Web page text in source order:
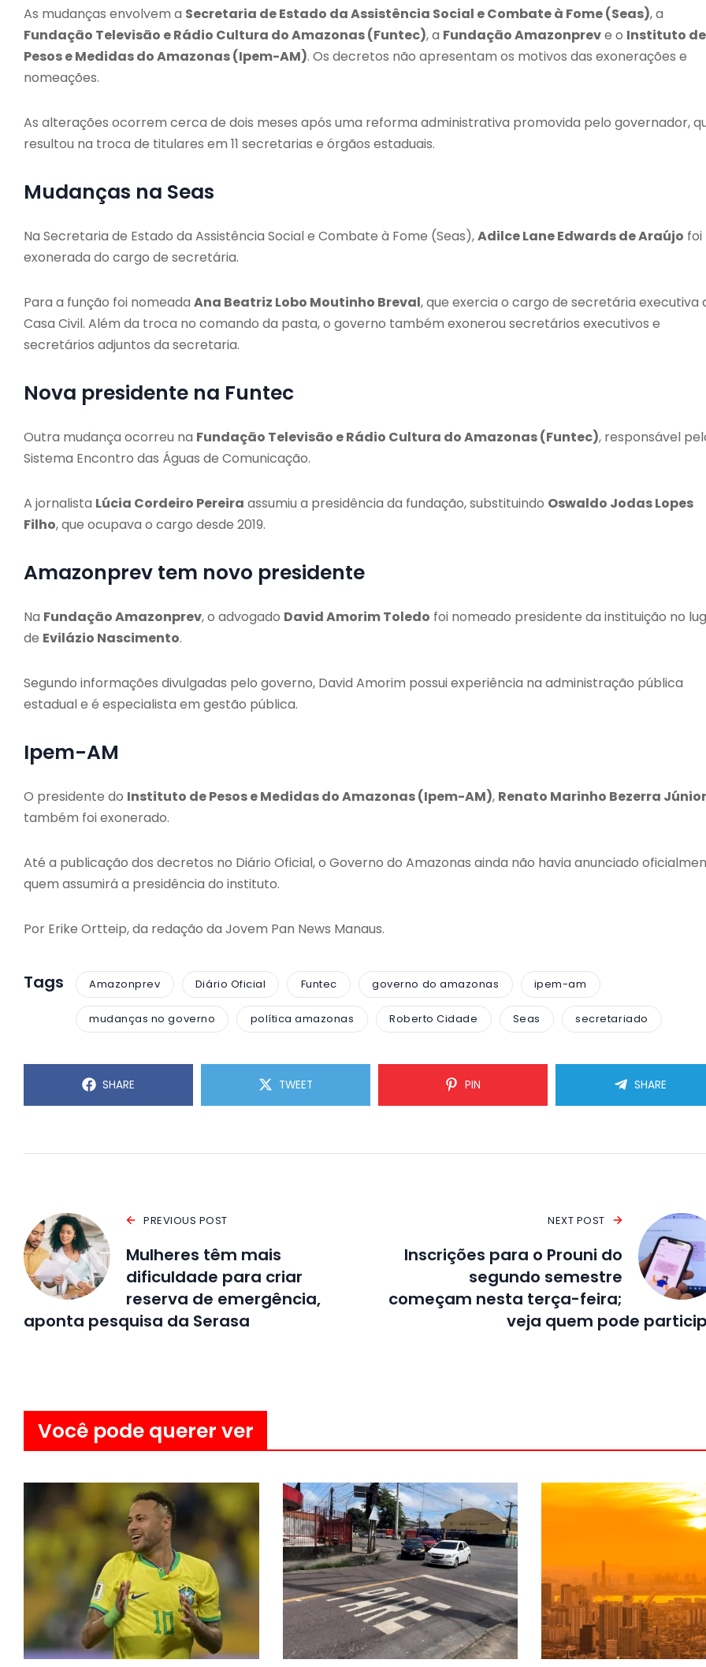
As mudanças envolvem a Secretaria de Estado da Assistência Social e Combate à Fome (Seas), a
Fundação Televisão e Rádio Cultura do Amazonas (Funtec), a Fundação Amazonpreve o Instituto de
Pesos e Medidas do Amazonas (Ipem-AM). Os decretos não apresentam os motivos das exonerações e
nomeações.
As alterações ocorrem cerca de dois meses após uma reforma administrativa promovida pelo governador,
resultou na troca de titulares em 11 secretarias e órgãos estaduais.
Mudanças na Seas
Na Secretaria de Estado da Assistência Social e Combate à Fome (Seas),Adilce Lane Edwards de Araújo foi
exonerada do cargo de secretária.
Para a função foi nomeada Ana Beatriz Lobo Moutinho Breval, que exercia o cargo de secretária executiva
Casa Civil. Além da troca no comando da pasta, o governo também exonerou secretários executivos e
secretários adjuntos da secretaria.
Nova presidente na Funtec
Outra mudança ocorreu na Fundação Televisão e Rádio Cultura do Amazonas (Funtec), responsável
Sistema Encontro das Águas de Comunicação.
A jornalista Lúcia Cordeiro Pereira assumiu a presidência da fundação, substituindo Oswaldo Jodas Lopes
Filho, que ocupava o cargo desde 2019.
Amazonprev tem novo presidente
Na Fundação Amazonprev, o advogado David Amorim Toledo foi nomeado presidente da instituição no
de Evilázio Nascimento.
Segundo informações divulgadas pelo governo, David Amorim possui experiência na administração pública
estadual e é especialista em gestão pública.
Ipem-AM
O presidente do Instituto de Pesos e Medidas do Amazonas (Ipem-AM), Renato Marinho Bezerra Júnior
também foi exonerado.
Até a publicação dos decretos no Diário Oficial, o Governo do Amazonas ainda não havia anunciado
quem assumirá a presidência do instituto.
Por Erike Ortteip, da redação da Jovem Pan News Manaus.
Tags Amazonprev Diário Oficial Funtec governo do amazonas ipem-am
mudanças no governo política amazonas Roberto Cidade Seas secretariado
SHARE TWEET PIN SHARE
PREVIOUS POST
Mulheres têm mais
dificuldade para criar
reserva de emergência,
aponta pesquisa da Serasa
NEXT POST
Inscrições para o Prouni do
segundo semestre
começam nesta terça-feira;
veja quem pode
Você pode querer ver